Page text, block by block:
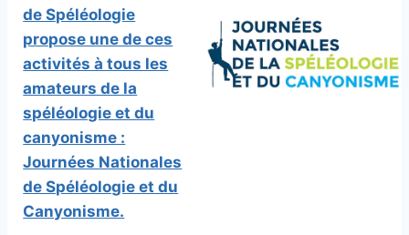
de Spéléologie
propose une de ces
activités à tous les
amateurs de la
spéléologie et du
canyonisme :
Journées Nationales
de Spéléologie et du
Canyonisme.